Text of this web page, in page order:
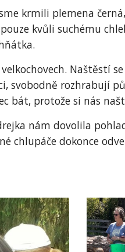
krmili plemena
kvůli suchému
Naštěstí
svobodně rozhrabují
bát, protože si nás
nám dovolila
chlupáče dokonce